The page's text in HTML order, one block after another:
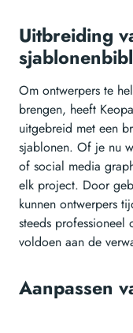
Uitbreiding
Om ontwerpers te
brengen, heeft
uitgebreid met een
sjablonen. Of je nu
of social media
elk project. Door
kunnen ontwerpers
steeds
voldoen aan de
Aanpassen